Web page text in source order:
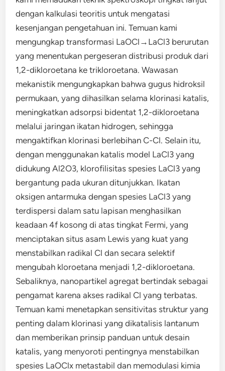
dengan kalkulasi teoritis untuk mengatasi
kesenjangan pengetahuan ini. Temuan kami
mengungkap transformasi LaOCl→LaCl3 berurutan
yang menentukan pergeseran distribusi produk dari
1,2-dikloroetana ke trikloroetana. Wawasan
mekanistik mengungkapkan bahwa gugus hidroksil
permukaan, yang dihasilkan selama klorinasi katalis,
meningkatkan adsorpsi bidentat 1,2-dikloroetana
melalui jaringan ikatan hidrogen, sehingga
mengaktifkan klorinasi berlebihan C-Cl. Selain itu,
dengan menggunakan katalis model LaCl3 yang
didukung Al2O3, klorofilisitas spesies LaCl3 yang
bergantung pada ukuran ditunjukkan. Ikatan
oksigen antarmuka dengan spesies LaCl3 yang
terdispersi dalam satu lapisan menghasilkan
keadaan 4f kosong di atas tingkat Fermi, yang
menciptakan situs asam Lewis yang kuat yang
menstabilkan radikal Cl dan secara selektif
mengubah kloroetana menjadi 1,2-dikloroetana.
Sebaliknya, nanopartikel agregat bertindak sebagai
pengamat karena akses radikal Cl yang terbatas.
Temuan kami menetapkan sensitivitas struktur yang
penting dalam klorinasi yang dikatalisis lantanum
dan memberikan prinsip panduan untuk desain
katalis, yang menyoroti pentingnya menstabilkan
spesies LaOClx metastabil dan memodulasi kimia